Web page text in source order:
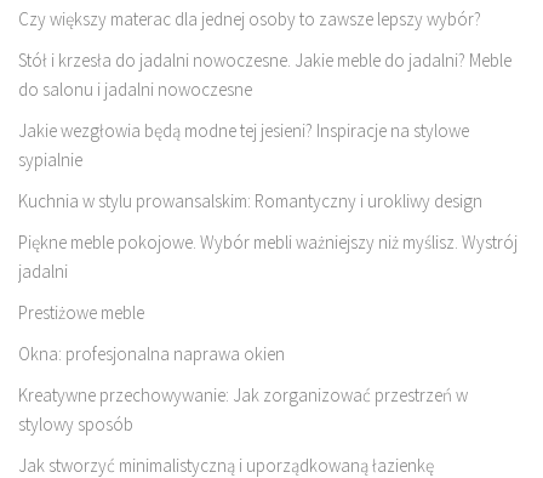
Czy większy materac dla jednej osoby to zawsze lepszy wybór?
Stół i krzesła do jadalni nowoczesne. Jakie meble do jadalni? Meble
do salonu i jadalni nowoczesne
Jakie wezgłowia będą modne tej jesieni? Inspiracje na stylowe
sypialnie
Kuchnia w stylu prowansalskim: Romantyczny i urokliwy design
Piękne meble pokojowe. Wybór mebli ważniejszy niż myślisz. Wystrój
jadalni
Prestiżowe meble
Okna: profesjonalna naprawa okien
Kreatywne przechowywanie: Jak zorganizować przestrzeń w
stylowy sposób
Jak stworzyć minimalistyczną i uporządkowaną łazienkę